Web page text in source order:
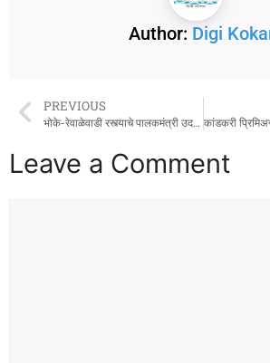
Author: Digi
PREVIOUS
भोके-रेवाळेवाडी रस्त्याचे पालकमंत्री उदय सामंत यांच्या हस्ते उदघाटन
Leave a Comment